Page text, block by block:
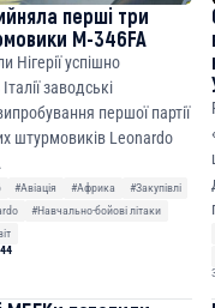
перші три
M-346FA
Нігерії успішно
заводські
першої партії
штурмовиків Leonardo
#Авіація #Африка
#Закупівлі
#Навчально-бойові літаки